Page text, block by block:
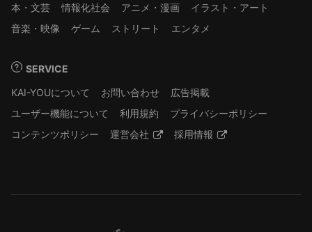
本・文芸
情報化社会 アニメ・漫画
イラスト・アート
音楽・映像
ゲーム ストリート エンタメ
SERVICE
KAI-YOUについて
お問い合わせ
広告掲載
ユーザー機能について
利用規約
プライバシーポリシー
コンテンツポリシー
運営会社 採用情報